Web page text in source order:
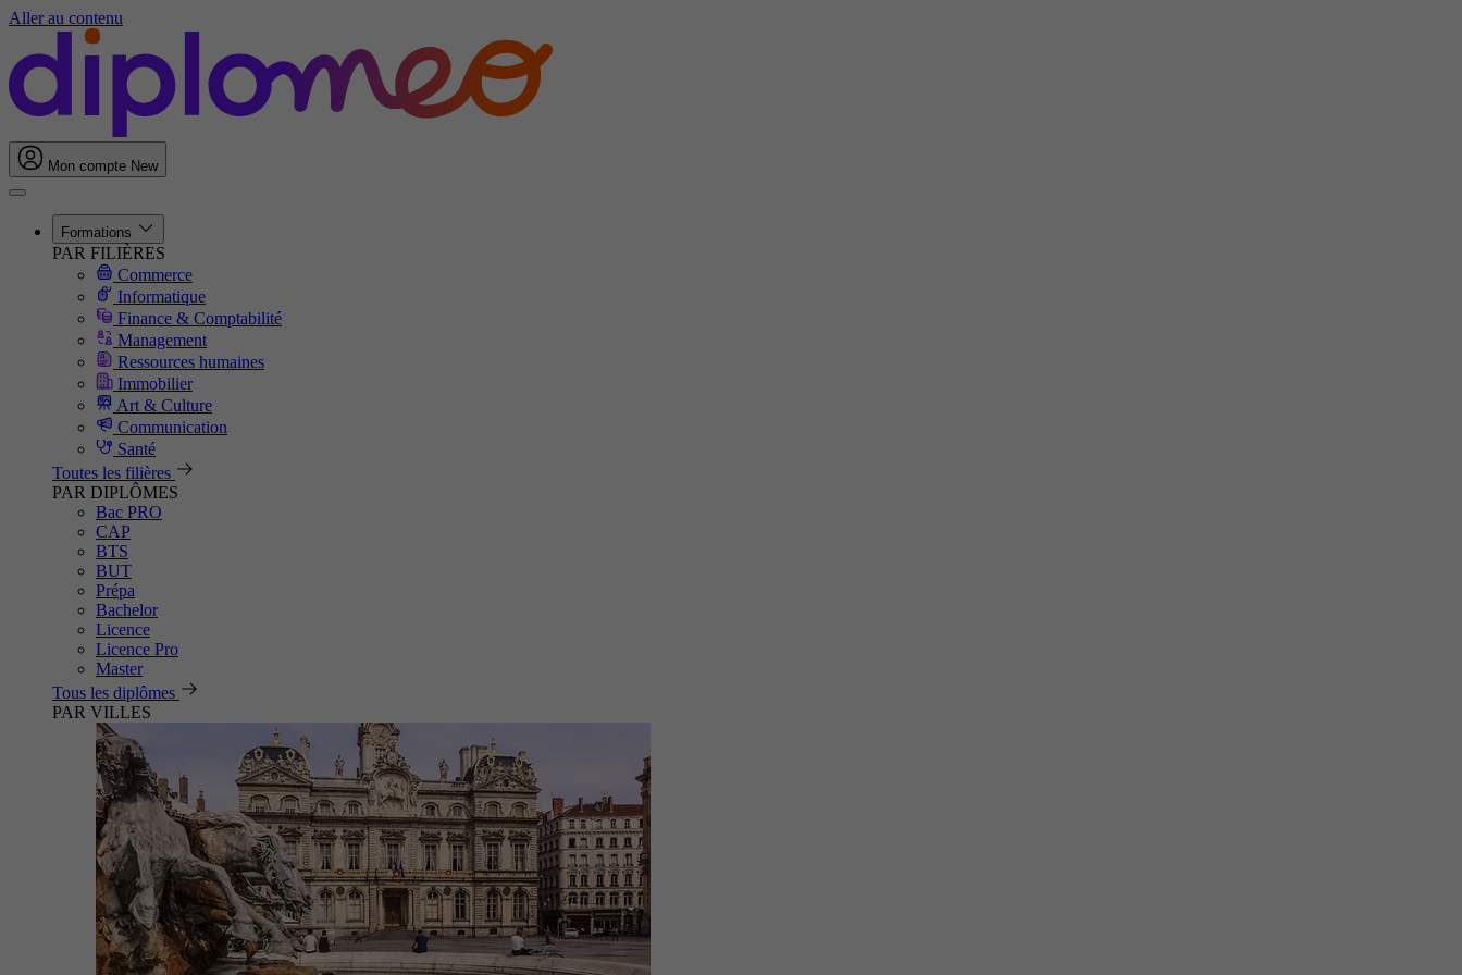
Aller au contenu
Mon compte New
Formations
PAR FILIÈRES
Commerce
Informatique
Finance & Comptabilité
Management
Ressources humaines
Immobilier
Art & Culture
Communication
Santé
Toutes les filières
PAR DIPLÔMES
Bac PRO
CAP
BTS
BUT
Prépa
Bachelor
Licence
Licence Pro
Master
Tous les diplômes
PAR VILLES